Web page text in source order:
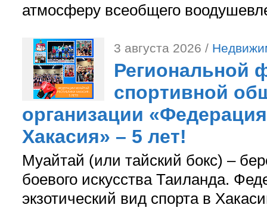
атмосферу всеобщего
3 августа 2026 /
Региональной
спортивной
организации
Хакасия» – 5 лет!
Муайтай (или тайский бокс) –
боевого искусства Таиланда.
экзотический вид спорта в